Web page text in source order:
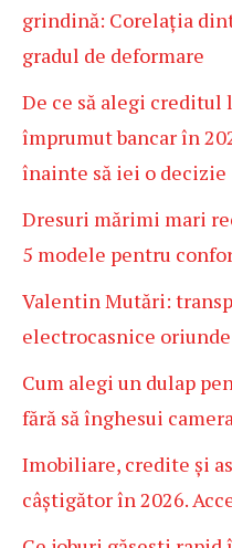
grindină: Corelația
gradul de deformare
De ce să alegi
împrumut bancar în
înainte să iei o decizie
Dresuri mărimi mari
5 modele pentru
Valentin Mutări:
electrocasnice
Cum alegi un dulap
fără să înghesui
Imobiliare, credite și
câștigător în 2026.